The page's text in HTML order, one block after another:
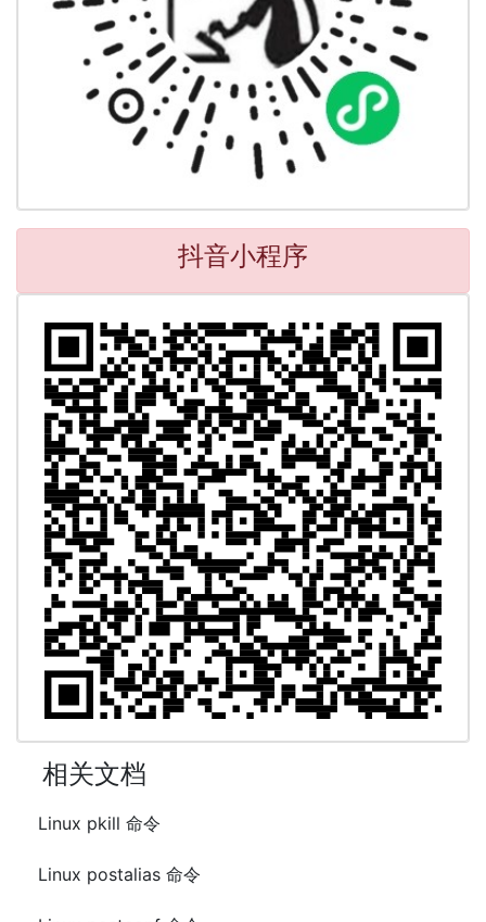
抖音小程序
相关文档
Linux pkill 命令
Linux postalias 命令